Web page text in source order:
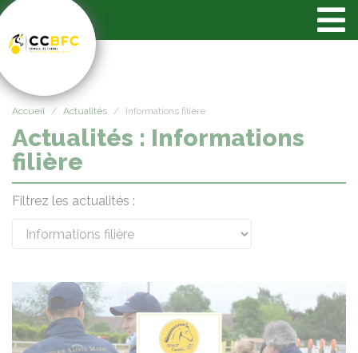
Accueil Actualités Informations filière
Actualités : Informations
filière
Filtrez les actualités :
Panneau de gestion des cookies